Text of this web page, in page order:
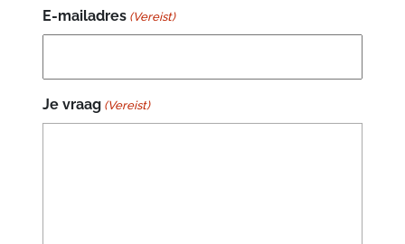
E-mailadres (Vereist)
Je vraag (Vereist)